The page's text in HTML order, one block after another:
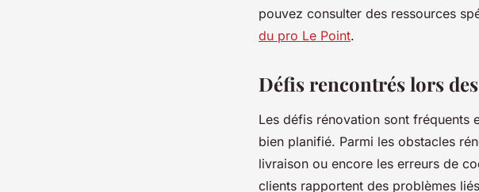
pouvez consulter des ressources
du pro Le Point.
Défis rencontrés lors
Les défis rénovation sont fréquents
bien planifié. Parmi les obstacles
livraison ou encore les erreurs de
clients rapportent des problèmes